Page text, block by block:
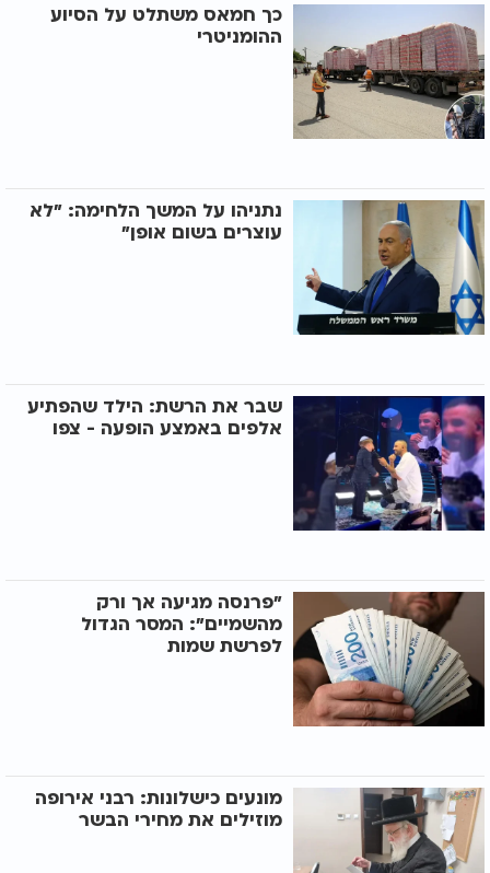
כך חמאס משתלט על הסיוע
ההומניטרי
נתניהו על המשך הלחימה: "לא
עוצרים בשום אופן"
שבר את הרשת: הילד שהפתיע
אלפים באמצע הופעה - צפו
"פרנסה מגיעה אך ורק
מהשמיים": המסר הגדול
לפרשת שמות
מונעים כישלונות: רבני אירופה
מוזילים את מחירי הבשר